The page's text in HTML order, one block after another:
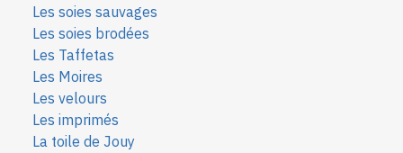
Les soies sauvages
Les soies brodées
Les Taffetas
Les Moires
Les velours
Les imprimés
La toile de Jouy